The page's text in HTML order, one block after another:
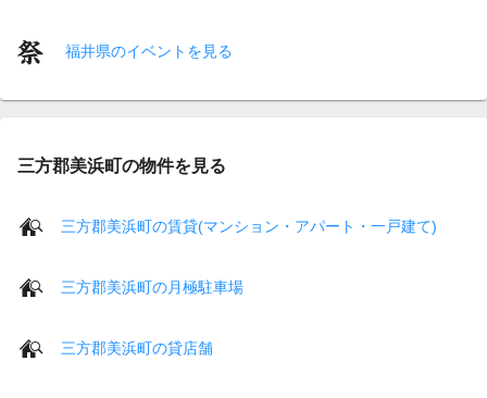
福井県のイベントを見る
三方郡美浜町の物件を見る
三方郡美浜町の賃貸(マンション・アパート・一戸建て)
三方郡美浜町の月極駐車場
三方郡美浜町の貸店舗